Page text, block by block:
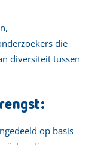
die
diversiteit tussen
op basis